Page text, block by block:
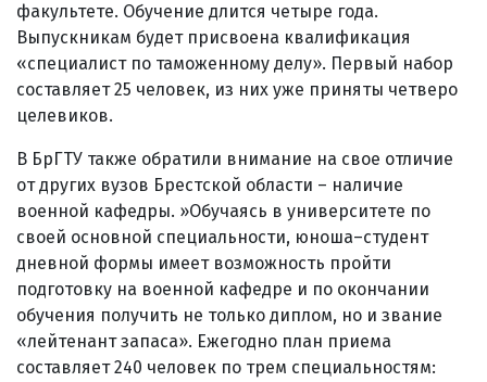
факультете. Обучение длится четыре года.
Выпускникам будет присвоена квалификация
«специалист по таможенному делу». Первый набор
составляет 25 человек, из них уже приняты четверо
целевиков.
В БрГТУ также обратили внимание на свое отличие
от других вузов Брестской области – наличие
военной кафедры. »Обучаясь в университете по
своей основной специальности, юноша–студент
дневной формы имеет возможность пройти
подготовку на военной кафедре и по окончании
обучения получить не только диплом, но и звание
«лейтенант запаса». Ежегодно план приема
составляет 240 человек по трем специальностям: